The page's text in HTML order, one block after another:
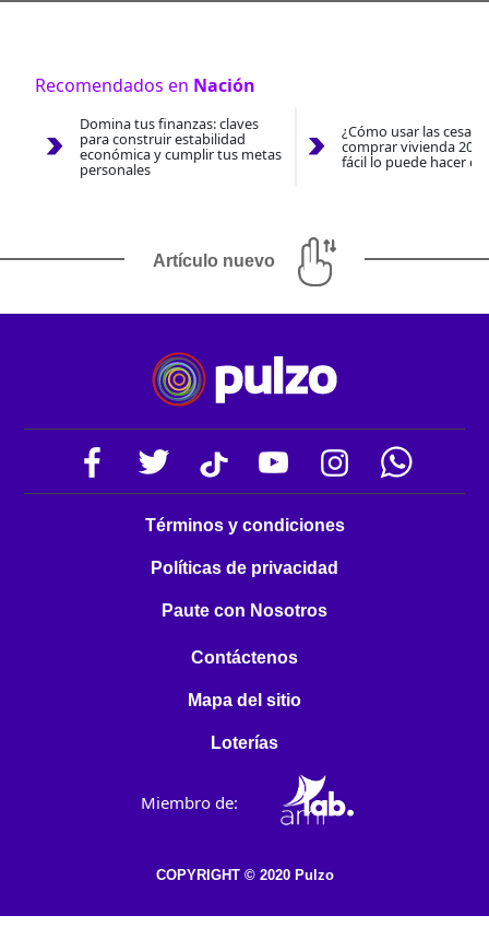
Recomendados en Nación
Domina tus finanzas: claves
para construir estabilidad
económica y cumplir tus metas
personales
¿Cómo usar las
comprar vivienda
fácil lo puede hacer
Artículo nuevo
Términos y condiciones
Políticas de privacidad
Paute con Nosotros
Contáctenos
Mapa del sitio
Loterías
Miembro de:
COPYRIGHT © 2020 Pulzo